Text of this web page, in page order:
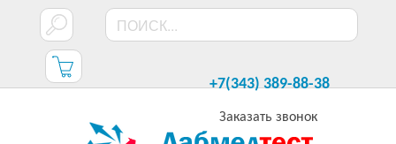
+7(343) 389-88-38
Заказать звонок